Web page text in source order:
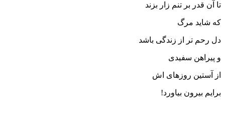
تا آن قدر بر تنم زار بزند
که شاید مرگ
دل رحم تر از زندگی باشد
و پیراهن سفیدی
از آستین روزهای اش
برایم بیرون بیاورد!